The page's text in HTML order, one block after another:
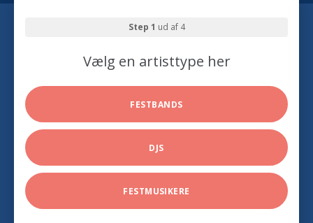
Step 1 ud af 4
Vælg en artisttype her
FESTBANDS
DJS
FESTMUSIKERE